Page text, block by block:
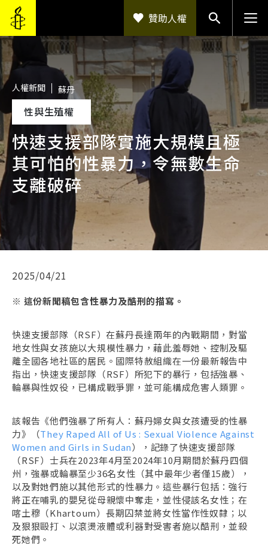
人權新聞 蘇丹
性與生殖權
快速支援部隊實施大規模且極
其可怕的性暴力，令無數生命
支離破碎
2025/04/21
※ 這份新聞稿包含性暴力及酷刑的描寫。
快速支援部隊（RSF）在蘇丹長達兩年的內戰期間，對當
地女性與女孩施以大規模性暴力，藉此羞辱她、控制及驅
離全國各地社區的居民。國際特赦組織在一份最新報告中
指出，快速支援部隊（RSF）所犯下的暴行，包括強暴、
輪暴與性奴役，已構成戰爭罪，並可能構成危害人類罪。
該報告《他們強暴了所有人：蘇丹婦女與女孩遭受的性暴
力》（They Raped All of Us : Sexual Violence Against
Women and Girls in Sudan），記錄了快速支援部隊
（RSF）士兵在2023年4月至2024年10月期間於蘇丹四個
州，強暴或輪暴至少36名女性（其中最年少者僅15歲），
以及對她們施以其他形式的性暴力。這些暴行包括：強行
將正在哺乳的嬰兒從母親懷中奪走，並性侵該名女性；在
喀土穆（Khartoum）長期囚禁並將女性當作性奴隸；以
及狠狠毆打、以滾燙液體或利器對受害者施以酷刑，並殺
死她們。
贊助人權